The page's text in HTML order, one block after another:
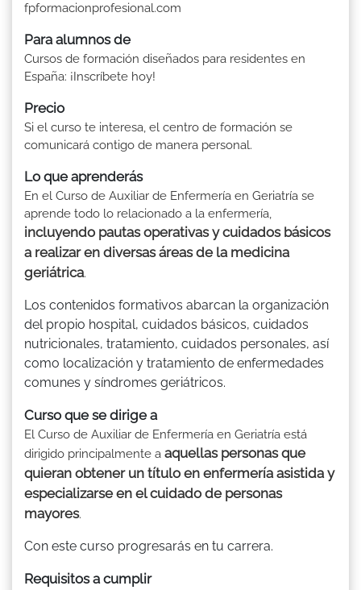
fpformacionprofesional.com
Para alumnos de
Cursos de formación diseñados para residentes en
España: ¡Inscríbete hoy!
Precio
Si el curso te interesa, el centro de formación se
comunicará contigo de manera personal.
Lo que aprenderás
En el Curso de Auxiliar de Enfermería en Geriatría se
aprende todo lo relacionado a la enfermería,
incluyendo pautas operativas y cuidados básicos
a realizar en diversas áreas de la medicina
geriátrica.
Los contenidos formativos abarcan la organización
del propio hospital, cuidados básicos, cuidados
nutricionales, tratamiento, cuidados personales, así
como localización y tratamiento de enfermedades
comunes y síndromes geriátricos.
Curso que se dirige a
El Curso de Auxiliar de Enfermería en Geriatría está
dirigido principalmente a aquellas personas que
quieran obtener un título en enfermería asistida y
especializarse en el cuidado de personas
mayores.
Con este curso progresarás en tu carrera.
Requisitos a cumplir